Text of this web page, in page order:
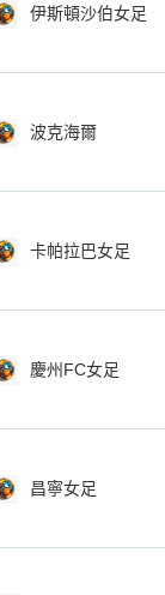
伊斯頓沙伯女足
波克海爾
卡帕拉巴女足
慶州FC女足
昌寧女足